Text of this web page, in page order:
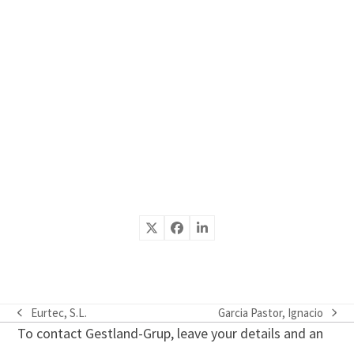
previous
post:
Eurtec, S.L.
next
post:
Garcia Pastor, Ignacio
To contact Gestland-Grup, leave your details and an